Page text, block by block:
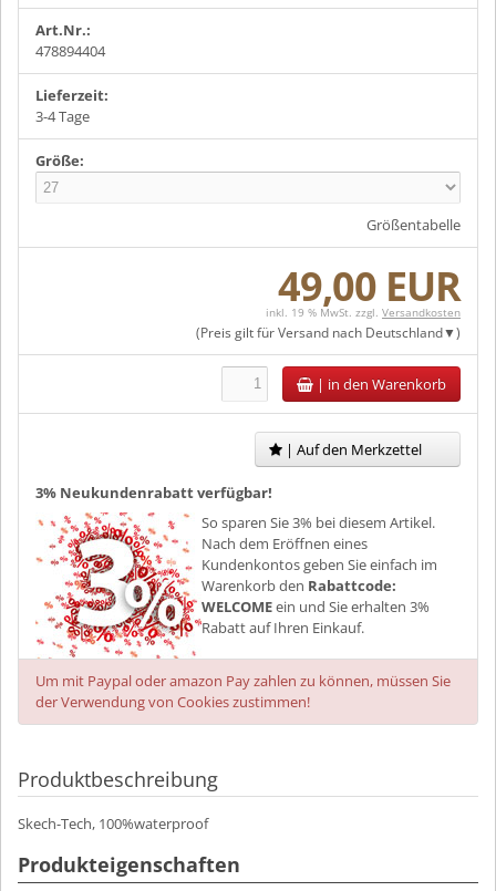
Art.Nr.:
478894404
Lieferzeit:
3-4 Tage
Größe:
Größentabelle
49,00 EUR
inkl. 19 % MwSt. zzgl. Versandkosten
(Preis gilt für Versand nach Deutschland )
| in den Warenkorb
| Auf den Merkzettel
3% Neukundenrabatt verfügbar!
So sparen Sie 3% bei diesem Artikel.
Nach dem Eröffnen eines
Kundenkontos geben Sie einfach im
Warenkorb den Rabattcode:
WELCOMEein und Sie erhalten 3%
Rabatt auf Ihren Einkauf.
Um mit Paypal oder amazon Pay zahlen zu können, müssen Sie
der Verwendung von Cookies zustimmen!
Produktbeschreibung
Skech-Tech, 100%waterproof
Produkteigenschaften